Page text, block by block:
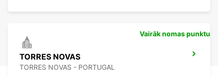
TORRES NOVAS
TORRES NOVAS - PORTUGAL
Vairāk nomas punktu